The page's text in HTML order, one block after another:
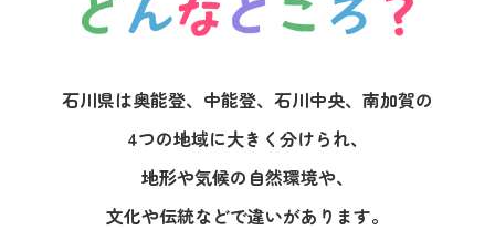
石川県は奥能登、中能登、石川中央、南加賀の
4つの地域に大きく分けられ、
地形や気候の自然環境や、
文化や伝統などで違いがあります。